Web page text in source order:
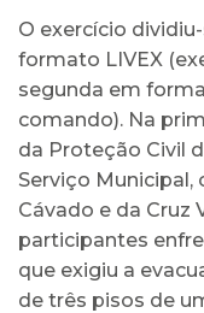
O exercício
formato LIVEX
segunda em
comando). Na
da Proteção Civil
Serviço
Cávado e da Cruz
participantes
que exigiu a
de três pisos de